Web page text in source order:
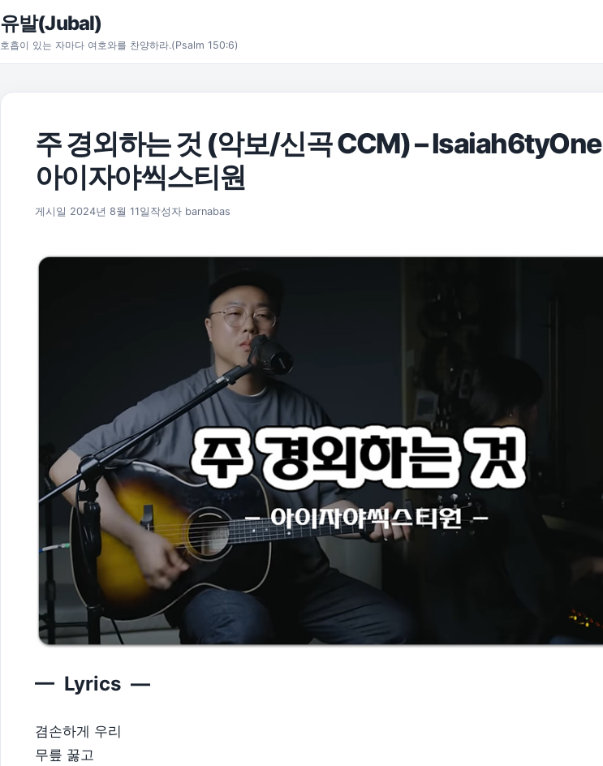
본문으로 건너뛰기
유발(Jubal)
호흡이 있는 자마다 여호와를 찬양하라.(Psalm 150:6)
주 경외하는 것 (악보/신곡 CCM) – Isaiah6tyOne
아이자야씩스티원
게시일 2024년 8월 11일 2025년 11월 17일
작성자 barnabas
— Lyrics —
겸손하게 우리
무릎 꿇고